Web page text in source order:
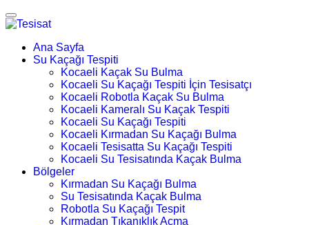
Ana Sayfa
Su Kaçağı Tespiti
Kocaeli Kaçak Su Bulma
Kocaeli Su Kaçağı Tespiti İçin Tesisatçı
Kocaeli Robotla Kaçak Su Bulma
Kocaeli Kameralı Su Kaçak Tespiti
Kocaeli Su Kaçağı Tespiti
Kocaeli Kırmadan Su Kaçağı Bulma
Kocaeli Tesisatta Su Kaçağı Tespiti
Kocaeli Su Tesisatında Kaçak Bulma
Bölgeler
Kırmadan Su Kaçağı Bulma
Su Tesisatında Kaçak Bulma
Robotla Su Kaçağı Tespit
Kırmadan Tıkanıklık Açma